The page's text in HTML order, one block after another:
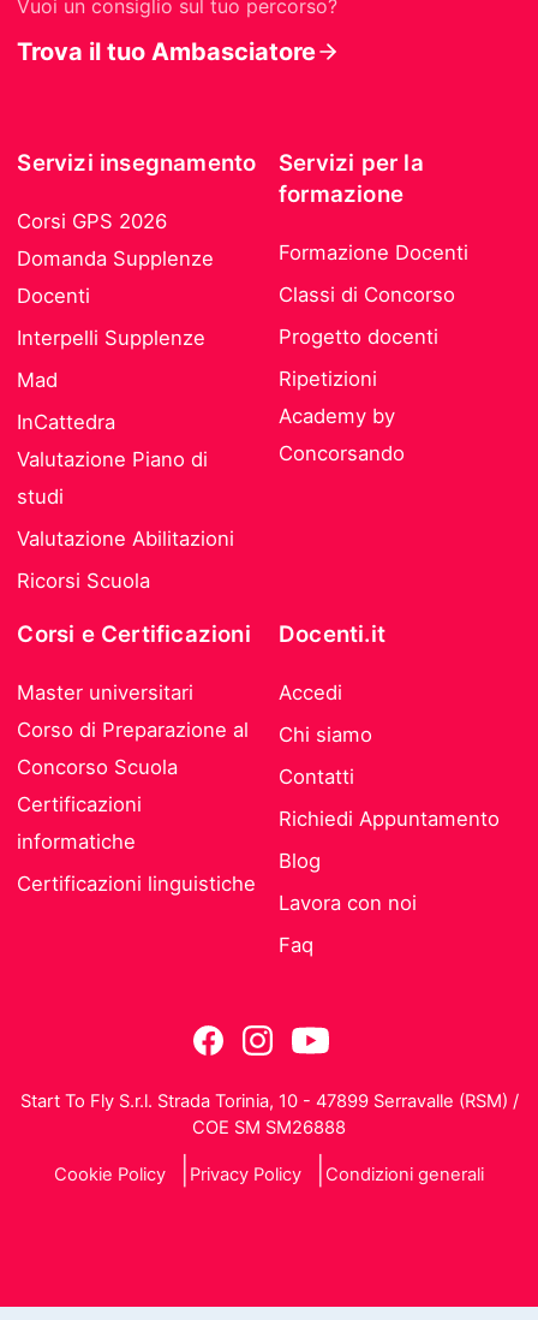
Vuoi un consiglio sul tuo percorso?
Trova il tuo Ambasciatore
Servizi insegnamento
Corsi GPS 2026
Domanda Supplenze
Docenti
Interpelli Supplenze
Mad
InCattedra
Valutazione Piano di
studi
Valutazione Abilitazioni
Ricorsi Scuola
Servizi per la
formazione
Formazione Docenti
Classi di Concorso
Progetto docenti
Ripetizioni
Academy by
Concorsando
Corsi e Certificazioni
Master universitari
Corso di Preparazione al
Concorso Scuola
Certificazioni
informatiche
Certificazioni linguistiche
Docenti.it
Accedi
Chi siamo
Contatti
Richiedi Appuntamento
Blog
Lavora con noi
Faq
Start To Fly S.r.l. Strada Torinia, 10 - 47899 Serravalle (RSM) /
COE SM SM26888
Cookie Policy Privacy Policy Condizioni generali